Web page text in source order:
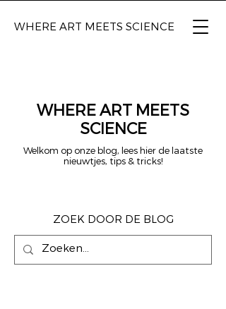
WHERE ART MEETS SCIENCE
WHERE ART MEETS
SCIENCE
Welkom op onze blog, lees hier de laatste
nieuwtjes, tips & tricks!
ZOEK DOOR DE BLOG